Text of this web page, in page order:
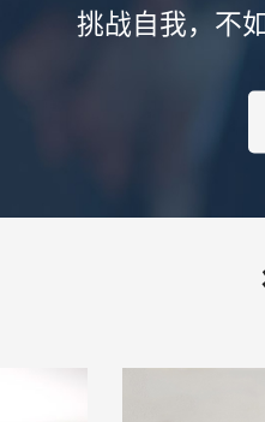
挑战自我，不